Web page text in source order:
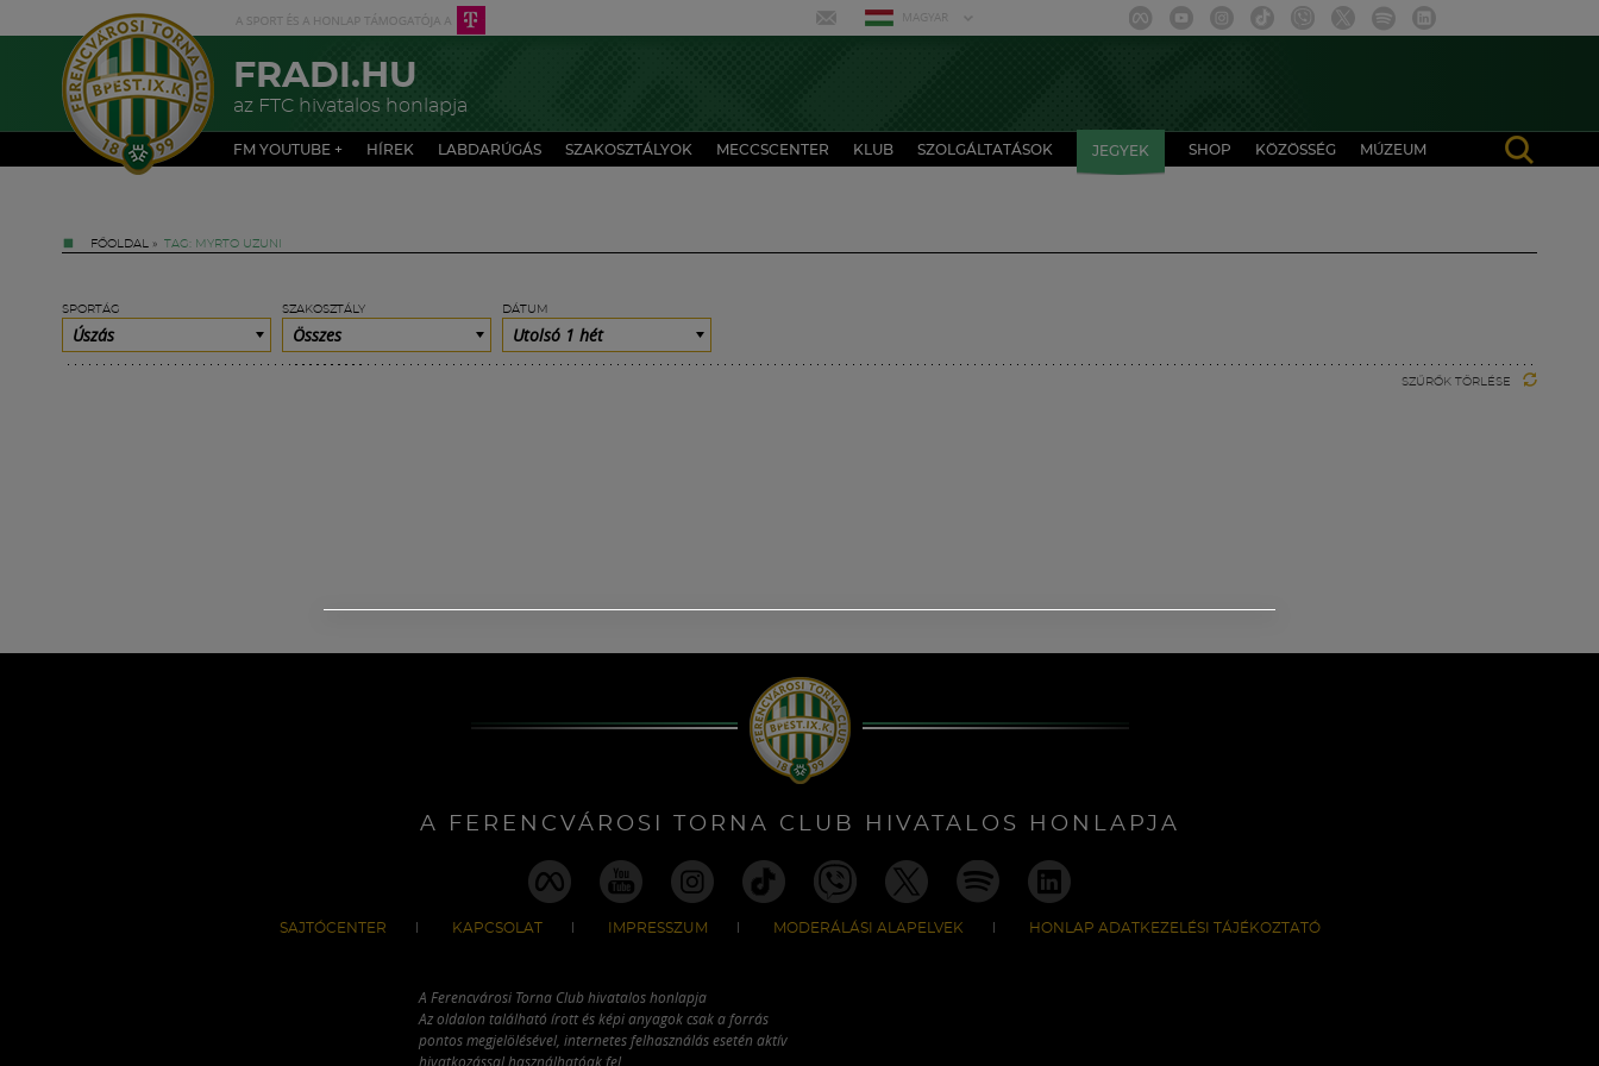
MAGYAR
FRADI.HU
az FTC hivatalos honlapja
FM YOUTUBE + HÍREK LABDARÚGÁS SZAKOSZTÁLYOK MECCSCENTER KLUB SZOLGÁLTATÁSOK JEGYEK SHOP KÖZÖSSÉG MÚZEUM
FŐOLDAL » TAG: MYRTO UZUNI
SPORTÁG
Úszás
SZAKOSZTÁLY
Összes
DÁTUM
Utolsó 1 hét
SZŰRŐK TÖRLÉSE
A FERENCVÁROSI TORNA CLUB HIVATALOS HONLAPJA
SAJTÓCENTER KAPCSOLAT IMPRESSZUM MODERÁLÁSI ALAPELVEK HONLAP ADATKEZELÉSI TÁJÉKOZTATÓ
A Ferencvárosi Torna Club hivatalos honlapja
Az oldalon található írott és képi anyagok csak a forrás
pontos megjelölésével, internetes felhasználás esetén aktív
hivatkozással használhatóak fel.